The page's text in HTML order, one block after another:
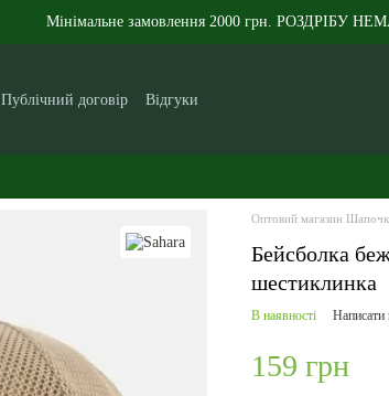
Мінімальне замовлення 2000 грн. РОЗДРІБУ
Публічний договір
Відгуки
Оптовий магазин
Бейсболка
шестиклинка
В наявності Написати
159 грн